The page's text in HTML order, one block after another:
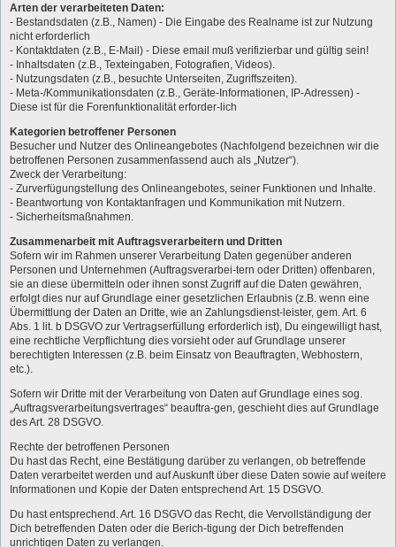
Arten der verarbeiteten Daten:
- Bestandsdaten (z.B., Namen) - Die Eingabe des Realname ist zur Nutzung
nicht erforderlich
- Kontaktdaten (z.B., E-Mail) - Diese email muß verifizierbar und gültig sein!
- Inhaltsdaten (z.B., Texteingaben, Fotografien, Videos).
- Nutzungsdaten (z.B., besuchte Unterseiten, Zugriffszeiten).
- Meta-/Kommunikationsdaten (z.B., Geräte-Informationen, IP-Adressen) -
Diese ist für die Forenfunktionalität erforder-lich
Kategorien betroffener Personen
Besucher und Nutzer des Onlineangebotes (Nachfolgend bezeichnen wir die
betroffenen Personen zusammenfassend auch als „Nutzer“).
Zweck der Verarbeitung:
- Zurverfügungstellung des Onlineangebotes, seiner Funktionen und Inhalte.
- Beantwortung von Kontaktanfragen und Kommunikation mit Nutzern.
- Sicherheitsmaßnahmen.
Zusammenarbeit mit Auftragsverarbeitern und Dritten
Sofern wir im Rahmen unserer Verarbeitung Daten gegenüber anderen
Personen und Unternehmen (Auftragsverarbei-tern oder Dritten) offenbaren,
sie an diese übermitteln oder ihnen sonst Zugriff auf die Daten gewähren,
erfolgt dies nur auf Grundlage einer gesetzlichen Erlaubnis (z.B. wenn eine
Übermittlung der Daten an Dritte, wie an Zahlungsdienst-leister, gem. Art. 6
Abs. 1 lit. b DSGVO zur Vertragserfüllung erforderlich ist), Du eingewilligt hast,
eine rechtliche Verpflichtung dies vorsieht oder auf Grundlage unserer
berechtigten Interessen (z.B. beim Einsatz von Beauftragten, Webhostern,
etc.).
Sofern wir Dritte mit der Verarbeitung von Daten auf Grundlage eines sog.
„Auftragsverarbeitungsvertrages“ beauftra-gen, geschieht dies auf Grundlage
des Art. 28 DSGVO.
Rechte der betroffenen Personen
Du hast das Recht, eine Bestätigung darüber zu verlangen, ob betreffende
Daten verarbeitet werden und auf Auskunft über diese Daten sowie auf weitere
Informationen und Kopie der Daten entsprechend Art. 15 DSGVO.
Du hast entsprechend. Art. 16 DSGVO das Recht, die Vervollständigung der
Dich betreffenden Daten oder die Berich-tigung der Dich betreffenden
unrichtigen Daten zu verlangen.